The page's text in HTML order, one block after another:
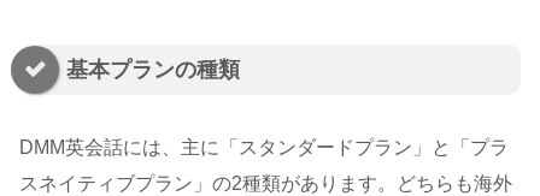
基本プランの種類
DMM英会話には、主に「スタンダードプラン」と「プラ
スネイティブプラン」の2種類があります。どちらも海外